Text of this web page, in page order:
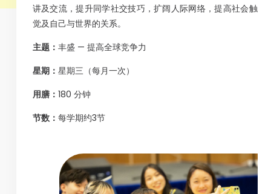
讲及交流，提升同学社交技巧，扩阔人际网络，提高社会触
觉及自己与世界的关系。
主题： 丰盛 — 提高全球竞争力
星期： 星期三（每月一次）
用膳： 180 分钟
节数： 每学期约3节